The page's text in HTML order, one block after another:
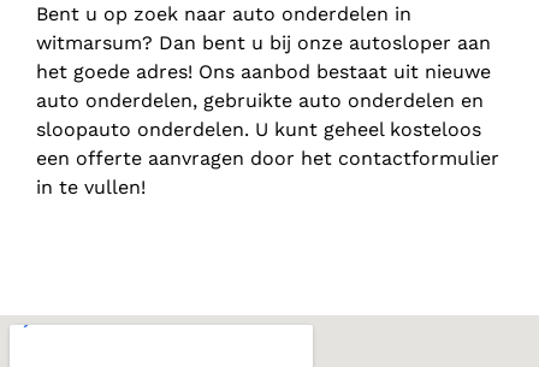
Bent u op zoek naar auto onderdelen in
witmarsum? Dan bent u bij onze autosloper aan
het goede adres! Ons aanbod bestaat uit nieuwe
auto onderdelen, gebruikte auto onderdelen en
sloopauto onderdelen. U kunt geheel kosteloos
een offerte aanvragen door het contactformulier
in te vullen!